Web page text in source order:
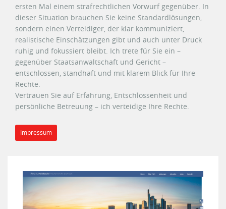
ersten Mal einem strafrechtlichen Vorwurf gegenüber. In
dieser Situation brauchen Sie keine Standardlösungen,
sondern einen Verteidiger, der klar kommuniziert,
realistische Einschätzungen gibt und auch unter Druck
ruhig und fokussiert bleibt. Ich trete für Sie ein –
gegenüber Staatsanwaltschaft und Gericht –
entschlossen, standhaft und mit klarem Blick für Ihre
Rechte.
Vertrauen Sie auf Erfahrung, Entschlossenheit und
persönliche Betreuung – ich verteidige Ihre Rechte.
Impressum